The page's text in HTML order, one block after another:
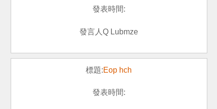
Q Lubmze
Eop hch